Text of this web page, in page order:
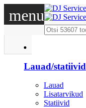
menu
Lauad/statiivid
Lauad
Lisatarvikud
Statiivid